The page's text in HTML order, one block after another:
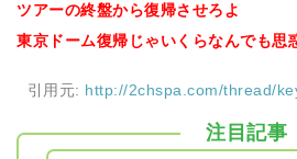
ツアーの終盤から復帰させろよ
東京ドーム復帰じゃいくらなんでも思
引用元: http://2chspa.com/thread/
注目記事